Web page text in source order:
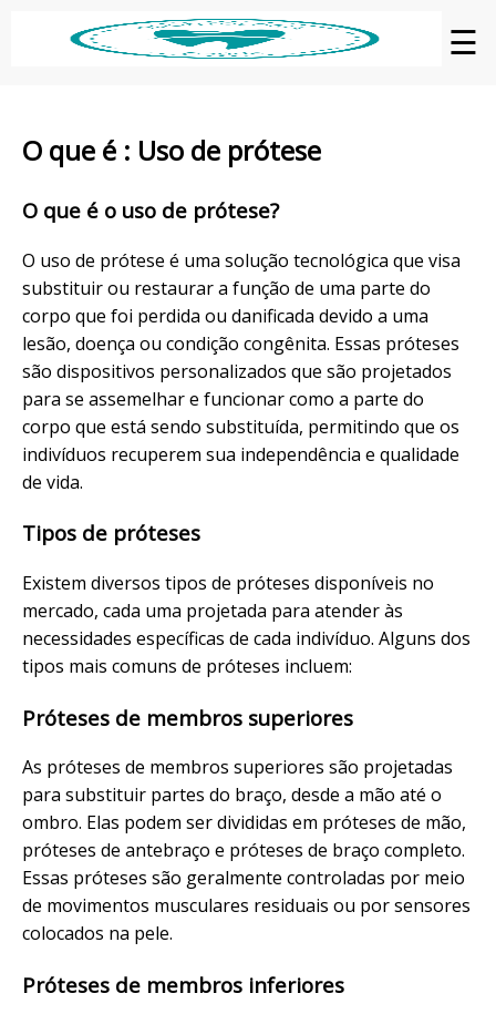
☰
O que é : Uso de prótese
O que é o uso de prótese?
O uso de prótese é uma solução tecnológica que visa
substituir ou restaurar a função de uma parte do
corpo que foi perdida ou danificada devido a uma
lesão, doença ou condição congênita. Essas próteses
são dispositivos personalizados que são projetados
para se assemelhar e funcionar como a parte do
corpo que está sendo substituída, permitindo que os
indivíduos recuperem sua independência e qualidade
de vida.
Tipos de próteses
Existem diversos tipos de próteses disponíveis no
mercado, cada uma projetada para atender às
necessidades específicas de cada indivíduo. Alguns dos
tipos mais comuns de próteses incluem:
Próteses de membros superiores
As próteses de membros superiores são projetadas
para substituir partes do braço, desde a mão até o
ombro. Elas podem ser divididas em próteses de mão,
próteses de antebraço e próteses de braço completo.
Essas próteses são geralmente controladas por meio
de movimentos musculares residuais ou por sensores
colocados na pele.
Próteses de membros inferiores